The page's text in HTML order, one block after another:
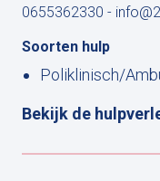
0655362330 -
Soorten hulp
Poliklinisch/
Bekijk de